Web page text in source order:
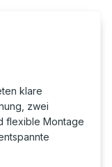
klare
zwei
flexible Montage